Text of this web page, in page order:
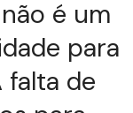
é um
para
falta de